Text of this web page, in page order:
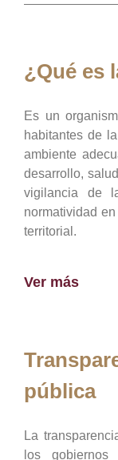
¿Qué es
Es un
habitantes de
ambiente
desarrollo,
vigilancia de
normatividad
territorial.
Ver más
pública
La
los